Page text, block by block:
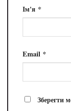
Ім'я *
Email *
Зберегти